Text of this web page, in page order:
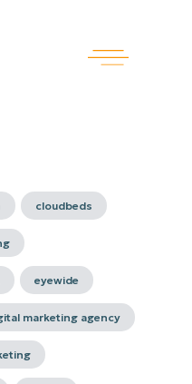
cloudbeds
eyewide
marketing agency